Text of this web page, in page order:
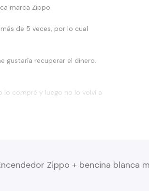
marca Zippo.
de 5 veces, por lo cual
gustaría recuperar el dinero.
lo compré y luego no lo volví a
Zippo + bencina blanca